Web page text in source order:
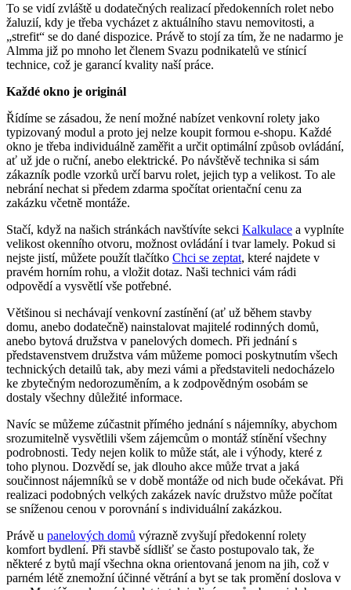
To se vidí zvláště u dodatečných realizací předokenních rolet nebo
žaluzií, kdy je třeba vycházet z aktuálního stavu nemovitosti, a
„strefit“ se do dané dispozice. Právě to stojí za tím, že ne nadarmo je
Almma již po mnoho let členem Svazu podnikatelů ve stínicí
technice, což je garancí kvality naší práce.
Každé okno je originál
Řídíme se zásadou, že není možné nabízet venkovní rolety jako
typizovaný modul a proto jej nelze koupit formou e-shopu. Každé
okno je třeba individuálně zaměřit a určit optimální způsob ovládání,
ať už jde o ruční, anebo elektrické. Po návštěvě technika si sám
zákazník podle vzorků určí barvu rolet, jejich typ a velikost. To ale
nebrání nechat si předem zdarma spočítat orientační cenu za
zakázku včetně montáže.
Stačí, když na našich stránkách navštívíte sekci Kalkulace a vyplníte
velikost okenního otvoru, možnost ovládání i tvar lamely. Pokud si
nejste jistí, můžete použít tlačítko Chci se zeptat, které najdete v
pravém horním rohu, a vložit dotaz. Naši technici vám rádi
odpovědí a vysvětlí vše potřebné.
Většinou si nechávají venkovní zastínění (ať už během stavby
domu, anebo dodatečně) nainstalovat majitelé rodinných domů,
anebo bytová družstva v panelových domech. Při jednání s
představenstvem družstva vám můžeme pomoci poskytnutím všech
technických detailů tak, aby mezi vámi a představiteli nedocházelo
ke zbytečným nedorozuměním, a k zodpovědným osobám se
dostaly všechny důležité informace.
Navíc se můžeme zúčastnit přímého jednání s nájemníky, abychom
srozumitelně vysvětlili všem zájemcům o montáž stínění všechny
podrobnosti. Tedy nejen kolik to může stát, ale i výhody, které z
toho plynou. Dozvědí se, jak dlouho akce může trvat a jaká
součinnost nájemníků se v době montáže od nich bude očekávat. Při
realizaci podobných velkých zakázek navíc družstvo může počítat
se sníženou cenou v porovnání s individuální zakázkou.
Právě u panelových domů výrazně zvyšují předokenní rolety
komfort bydlení. Při stavbě sídlišť se často postupovalo tak, že
některé z bytů mají všechna okna orientovaná jenom na jih, což v
parném létě znemožní účinné větrání a byt se tak promění doslova v